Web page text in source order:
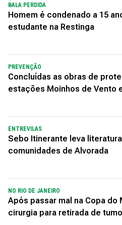
BALA PERDIDA
Homem é condenado a 15
estudante na Restinga
PREVENÇÃO
Concluídas as obras de
estações Moinhos de Vento
ENTREVILAS
Sebo Itinerante leva
comunidades de Alvorada
NO RIO DE JANEIRO
Após passar mal na Copa do
cirurgia para retirada de